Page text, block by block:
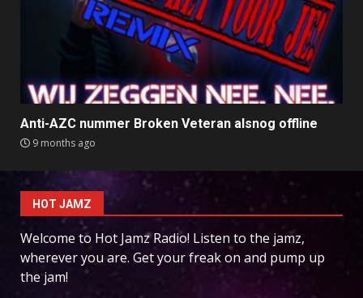
Anti-AZC nummer Broken Veteran alsnog offline
9 months ago
HOT JAMZ
Welcome to Hot Jamz Radio! Listen to the jamz,
wherever you are. Get your freak on and pump up
the jam!